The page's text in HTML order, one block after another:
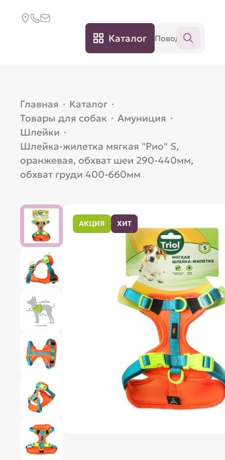
Каталог
Главная · Каталог ·
Товары для собак · Амуниция ·
Шлейки ·
Шлейка-жилетка мягкая "Рио" S,
оранжевая, обхват шеи 290-440мм,
обхват груди 400-660мм
АКЦИЯ ХИТ